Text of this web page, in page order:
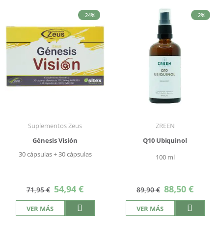
-24%
Suplementos Zeus
Génesis Visión
30 cápsulas + 30 cápsulas
71,95 € Precio
especial
54,94 €
VER MÁS
-2%
ZREEN
Q10 Ubiquinol
100 ml
89,90 € Precio
especial
88,50 €
VER MÁS